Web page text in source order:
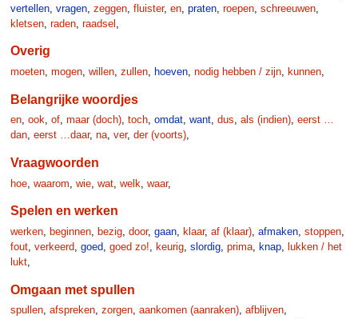
vertellen, vragen, zeggen, fluister, en, praten, roepen, schreeuwen,
kletsen, raden, raadsel ,
Overig
moeten, mogen, willen, zullen, hoeven, nodig hebben / zijn, kunnen,
Belangrijke woordjes
en, ook, of, maar (doch), toch, omdat, want, dus, als (indien), eerst …
dan, eerst …daar, na, ver, der (voorts),
Vraagwoorden
hoe, waarom wie, wat, welk waar,
Spelen en werken
werken, beginnen, bezig, door, gaan, klaar, af (klaar), afmaken, stoppen,
fout, verkeerd, goed, goed zo!, keurig, slordig, prima, knap, lukken / het
lukt,
Omgaan met spullen
spullen, afspreken, zorgen, aankomen (aanraken), afblijven,